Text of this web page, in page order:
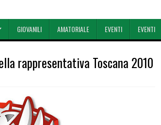
GIOVANILI AMATORIALE EVENTI EVENTI
rappresentativa Toscana 2010